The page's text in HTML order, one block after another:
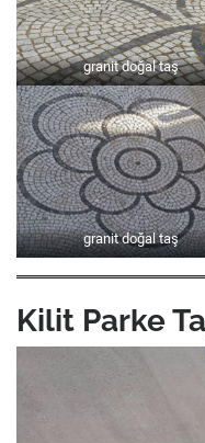
granit doğal taş
granit doğal taş
Kilit Parke